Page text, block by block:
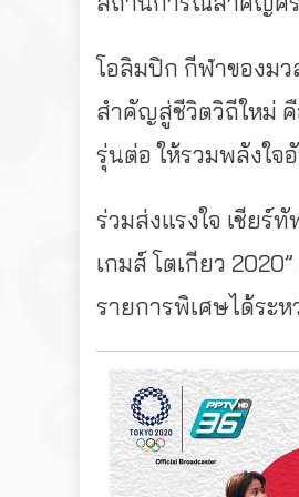
โอลิมปิก กีฬาของม
สำคัญสู่ชีวิตวิถีใหม่
รุ่นต่อ ให้รวมพลังใจ
ร่วมส่งแรงใจ เชีย
เกมส์ โตเกียว
รายการพิเศษได้ระห